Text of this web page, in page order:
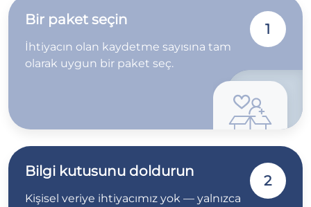
Bir paket seçin
İhtiyacın olan kaydetme sayısına tam
olarak uygun bir paket seç.
1
Bilgi kutusunu doldurun
Kişisel veriye ihtiyacımız yok — yalnızca
2